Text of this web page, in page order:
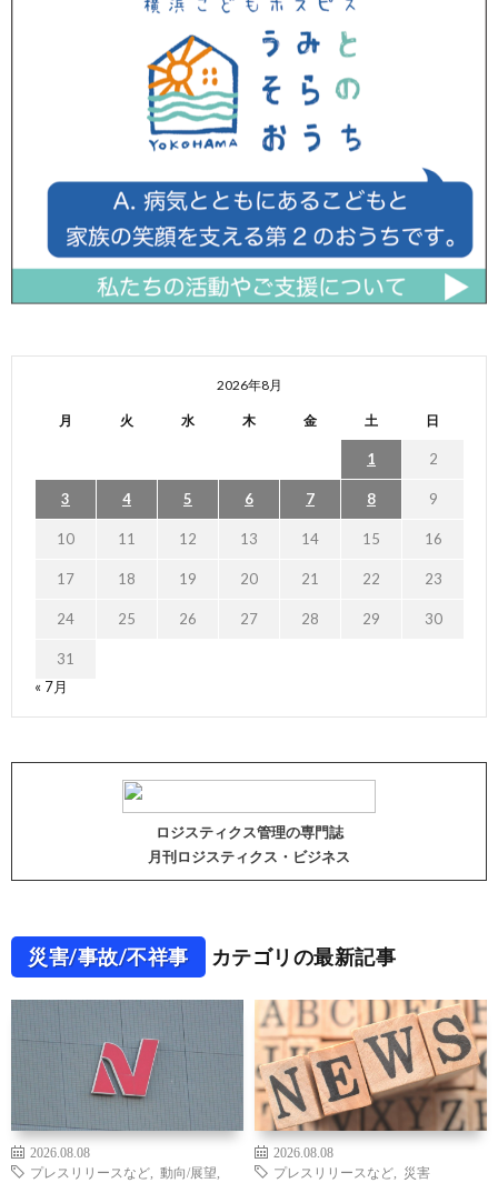
2026年8月
月 火 水 木 金 土 日
1 2
3 4 5 6 7 8 9
10 11 12 13 14 15 16
17 18 19 20 21 22 23
24 25 26 27 28 29 30
31
« 7月
ロジスティクス管理の専門誌
月刊ロジスティクス・ビジネス
災害/事故/不祥事 カテゴリの最新記事
2026.08.08
プレスリリースなど
動向/展望
2026.08.08
プレスリリースなど
災害